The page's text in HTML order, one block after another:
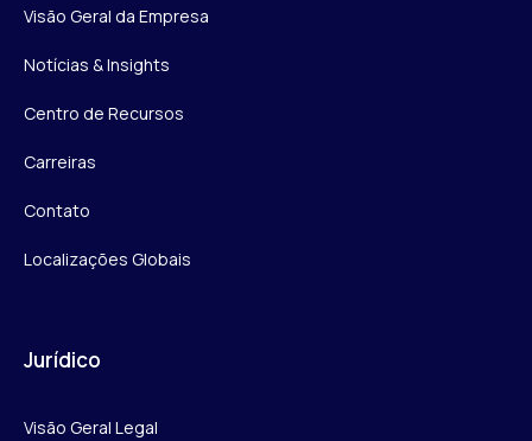
Visão Geral da Empresa
Notícias & Insights
Centro de Recursos
Carreiras
Contato
Localizações Globais
Jurídico
Visão Geral Legal